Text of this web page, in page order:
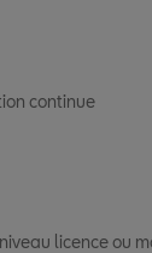
continue
licence ou